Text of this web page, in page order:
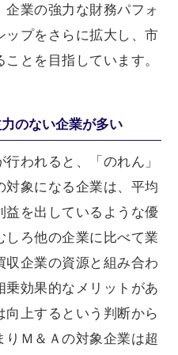
業の強力な財務パフォ
ップをさらに拡大し、市
とを目指しています。
のない企業が多い
われると、「のれん」
象になる企業は、平均
を出しているような優
しろ他の企業に比べて業
企業の資源と組み合わ
効果的なメリットがあ
上するという判断から
Ｍ＆Ａの対象企業は超